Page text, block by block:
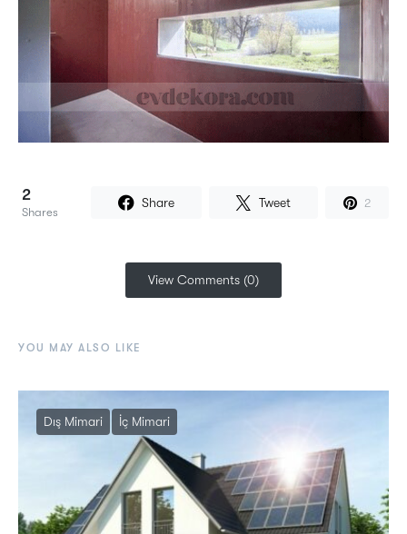
2
Shares
Share Tweet 2
View Comments (0)
YOU MAY ALSO LIKE
Dış Mimari İç Mimari